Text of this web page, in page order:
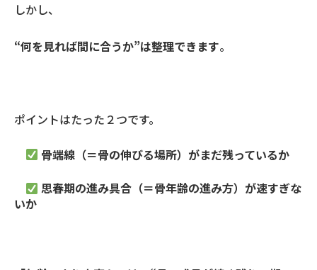
しかし、
“何を見れば間に合うか”は整理できます。
ポイントはたった２つです。
骨端線（＝骨の伸びる場所）がまだ残っているか
思春期の進み具合（＝骨年齢の進み方）が速すぎな
いか